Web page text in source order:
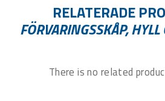
RELATERADE
FÖRVARINGSSKÅP, HYLL
There is no related